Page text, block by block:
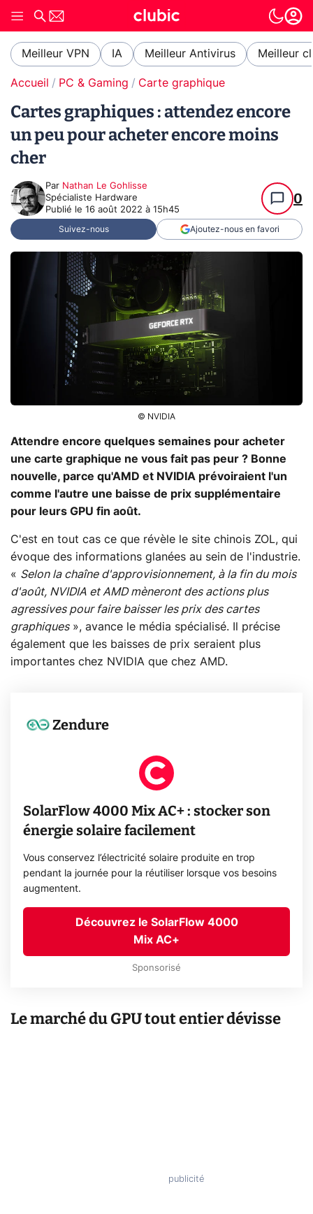
Meilleur VPN IA Meilleur Antivirus Meilleur
Accueil PC & Gaming Carte graphique
Cartes graphiques : attendez encore
un peu pour acheter encore moins
cher
Par Nathan Le Gohlisse
Spécialiste Hardware
Publié le 16 août 2022 à 15h45
0
Suivez-nous Ajoutez-nous en favori
© NVIDIA
Attendre encore quelques semaines pour acheter
une carte graphique ne vous fait pas peur ? Bonne
nouvelle, parce qu'AMD et NVIDIA prévoiraient l'un
comme l'autre une baisse de prix supplémentaire
pour leurs GPU fin août.
C'est en tout cas ce que révèle le site chinois ZOL, qui
évoque des informations glanées au sein de l'industrie.
« Selon la chaîne d'approvisionnement, à la fin du mois
d'août, NVIDIA et AMD mèneront des actions plus
agressives pour faire baisser les prix des cartes
graphiques», avance le média spécialisé. Il précise
également que les baisses de prix seraient plus
importantes chez NVIDIA que chez AMD.
Zendure
SolarFlow 4000 Mix AC+ : stocker son
énergie solaire facilement
Vous conservez l’électricité solaire produite en trop
pendant la journée pour la réutiliser lorsque vos besoins
augmentent.
Découvrez le SolarFlow 4000
Mix AC+
Sponsorisé
Le marché du GPU tout entier dévisse